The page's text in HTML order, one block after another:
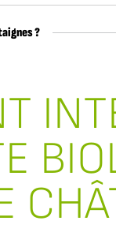
?